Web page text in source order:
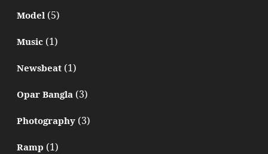
Model(5)
Music(1)
Newsbeat(1)
Opar Bangla(3)
Photography(3)
Ramp (1)